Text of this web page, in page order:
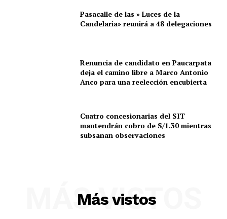
Diario los Andes
Pasacalle de las » Luces de la
Candelaria» reunirá a 48 delegaciones
Renuncia de candidato en Paucarpata
deja el camino libre a Marco Antonio
Anco para una reelección encubierta
Cuatro concesionarias del SIT
mantendrán cobro de S/1.30 mientras
subsanan observaciones
Más vistos
MÁS VISTOS